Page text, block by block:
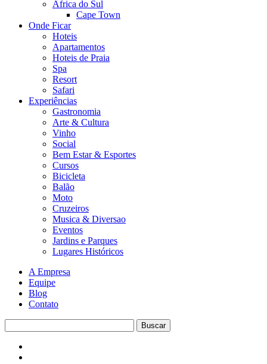
Africa do Sul
Cape Town
Onde Ficar
Hoteis
Apartamentos
Hoteis de Praia
Spa
Resort
Safari
Experiências
Gastronomia
Arte & Cultura
Vinho
Social
Bem Estar & Esportes
Cursos
Bicicleta
Balão
Moto
Cruzeiros
Musica & Diversao
Eventos
Jardins e Parques
Lugares Históricos
A Empresa
Equipe
Blog
Contato